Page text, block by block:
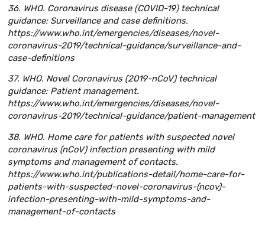
36. WHO. Coronavirus disease (COVID-19) technical
guidance: Surveillance and case definitions.
https://www.who.int/emergencies/diseases/novel-
coronavirus-2019/technical-guidance/surveillance-and-
case-definitions
37. WHO. Novel Coronavirus (2019-nCoV) technical
guidance: Patient management.
https://www.who.int/emergencies/diseases/novel-
coronavirus-2019/technical-guidance/patient-management
38. WHO. Home care for patients with suspected novel
coronavirus (nCoV) infection presenting with mild
symptoms and management of contacts.
https://www.who.int/publications-detail/home-care-for-
patients-with-suspected-novel-coronavirus-(ncov)-
infection-presenting-with-mild-symptoms-and-
management-of-contacts